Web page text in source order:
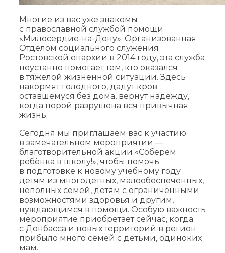
Многие из вас уже знакомы
с православной службой помощи
«Милосердие-на-Дону». Организованная
Отделом социального служения
Ростовской епархии в 2014 году, эта служба
неустанно помогает тем, кто оказался
в тяжёлой жизненной ситуации. Здесь
накормят голодного, дадут кров
оставшемуся без дома, вернут надежду,
когда порой разрушена вся привычная
жизнь.
Сегодня мы приглашаем вас к участию
в замечательном мероприятии —
благотворительной акции «Соберём
ребёнка в школу!», чтобы помочь
в подготовке к новому учебному году
детям из многодетных, малообеспеченных,
неполных семей, детям с ограниченными
возможностями здоровья и другим,
нуждающимся в помощи. Особую важность
мероприятие приобретает сейчас, когда
с Донбасса и новых территорий в регион
прибыло много семей с детьми, одиноких
мам.